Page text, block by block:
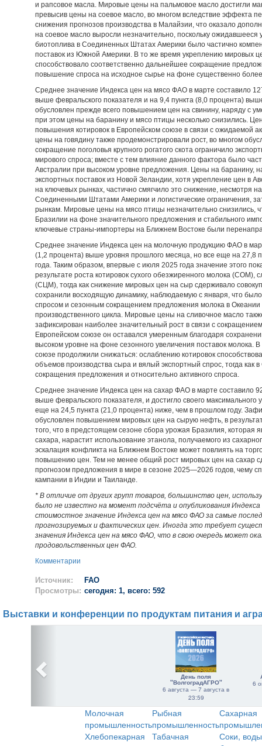
и рапсовое масла. Мировые цены на пальмовое масло достигли
превысив цены на соевое масло, во многом вследствие эффекта
снижения прогнозов производства в Малайзии, что оказало
на соевое масло выросли незначительно, поскольку ожидавшееся
биотоплива в Соединенных Штатах Америки было частично
поставок из Южной Америки. В то же время укреплению мировых
способствовало соответственно дальнейшее сокращение
повышение спроса на исходное сырье на фоне существенно
Среднее значение Индекса цен на мясо ФАО в марте составило
выше февральского показателя и на 9,4 пункта (8,0 процента)
обусловлен прежде всего повышением цен на свинину, наряду с
при этом цены на баранину и мясо птицы несколько снизились.
повышения котировок в Европейском союзе в связи с ожидаемой
цены на говядину также продемонстрировали рост, во многом
сокращение поголовья крупного рогатого скота ограничило
мирового спроса; вместе с тем влияние данного фактора было
Австралии при высоком уровне предложения. Цены на баранину,
экспортных поставок из Новой Зеландии, хотя укрепление цен в
на ключевых рынках, частично смягчило это снижение, несмотря
Соединенными Штатами Америки и логистические ограничения,
рынкам. Мировые цены на мясо птицы незначительно снизились,
Бразилии на фоне значительного предложения и стабильного
ключевые страны-импортеры на Ближнем Востоке были
Среднее значение Индекса цен на молочную продукцию ФАО в
(1,2 процента) выше уровня прошлого месяца, но все еще на 27,8
года. Таким образом, впервые с июля 2025 года значение этого
результате роста котировок сухого обезжиренного молока (СОМ),
(СЦМ), тогда как снижение мировых цен на сыр сдерживало
сохранили восходящую динамику, наблюдаемую с января, что
спросом и сезонным сокращением предложения молока в
производственного цикла. Мировые цены на сливочное масло
зафиксирован наиболее значительный рост в связи с
Европейском союзе он оставался умеренным благодаря
высоком уровне на фоне сезонного увеличения поставок молока.
союзе продолжили снижаться: ослаблению котировок
объемов производства сыра и вялый экспортный спрос, тогда как
сокращения предложения и относительно активного спроса.
Среднее значение Индекса цен на сахар ФАО в марте составило
выше февральского показателя, и достигло своего максимального
еще на 24,5 пункта (21,0 процента) ниже, чем в прошлом году.
обусловлен повышением мировых цен на сырую нефть, в
того, что в предстоящем сезоне сбора урожая Бразилия, которая
сахара, нарастит использование этанола, получаемого из
эскалация конфликта на Ближнем Востоке может повлиять на
повышению цен. Тем не менее общий рост мировых цен на сахар
прогнозом предложения в мире в сезоне 2025—2026 годов, чему
кампании в Индии и Таиланде.
* В отличие от других групп товаров, большинство цен,
было не известно на момент подсчёта и опубликования
стоимостное значение Индекса цен на мясо ФАО за самые
прогнозируемых и фактических цен. Иногда это требует
значения Индекса цен на мясо ФАО, что в свою очередь может
продовольственных цен ФАО.
Комментарии
Источник:
FAO
Просмотры: сегодня: 1, всего: 592
Выставки и конференции по продуктам питания и
День поля
"ВолгоградАГРО"
6 августа — 7 августа в
23:59
6
Молочная
промышленность
Рыбная
промышленность
Сахарная
Хлебопекарная
Табачная
Соки,